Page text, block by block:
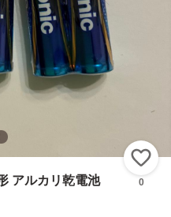
アルカリ乾電池
0